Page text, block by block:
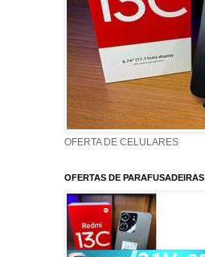
OFERTA DE CELULARES
OFERTAS DE PARAFUSADEIRAS